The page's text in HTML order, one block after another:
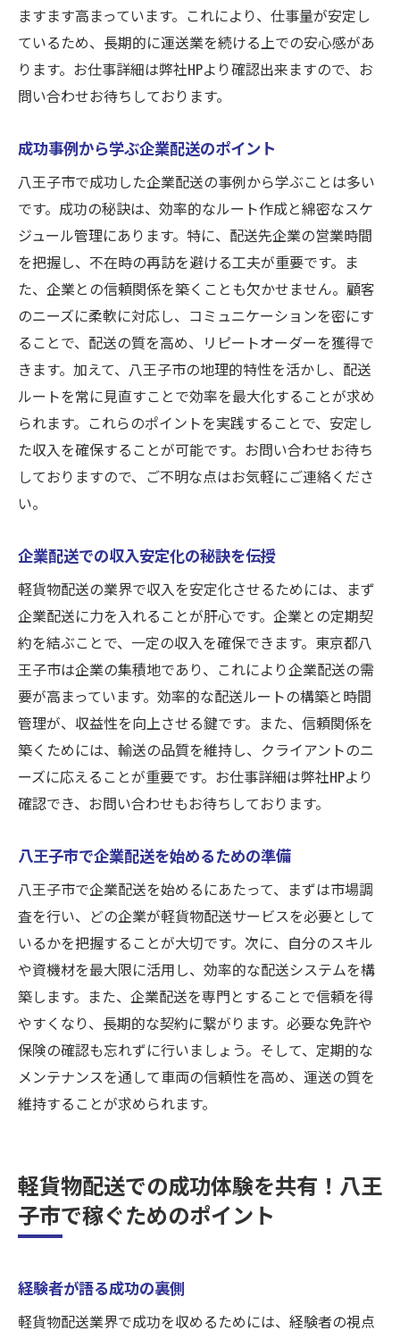
ますます高まっています。これにより、仕事量が安定し
ているため、長期的に運送業を続ける上での安心感があ
ります。お仕事詳細は弊社HPより確認出来ますので、お
問い合わせお待ちしております。
成功事例から学ぶ企業配送のポイント
八王子市で成功した企業配送の事例から学ぶことは多い
です。成功の秘訣は、効率的なルート作成と綿密なスケ
ジュール管理にあります。特に、配送先企業の営業時間
を把握し、不在時の再訪を避ける工夫が重要です。ま
た、企業との信頼関係を築くことも欠かせません。顧客
のニーズに柔軟に対応し、コミュニケーションを密にす
ることで、配送の質を高め、リピートオーダーを獲得で
きます。加えて、八王子市の地理的特性を活かし、配送
ルートを常に見直すことで効率を最大化することが求め
られます。これらのポイントを実践することで、安定し
た収入を確保することが可能です。お問い合わせお待ち
しておりますので、ご不明な点はお気軽にご連絡くださ
い。
企業配送での収入安定化の秘訣を伝授
軽貨物配送の業界で収入を安定化させるためには、まず
企業配送に力を入れることが肝心です。企業との定期契
約を結ぶことで、一定の収入を確保できます。東京都八
王子市は企業の集積地であり、これにより企業配送の需
要が高まっています。効率的な配送ルートの構築と時間
管理が、収益性を向上させる鍵です。また、信頼関係を
築くためには、輸送の品質を維持し、クライアントのニ
ーズに応えることが重要です。お仕事詳細は弊社HPより
確認でき、お問い合わせもお待ちしております。
八王子市で企業配送を始めるための準備
八王子市で企業配送を始めるにあたって、まずは市場調
査を行い、どの企業が軽貨物配送サービスを必要として
いるかを把握することが大切です。次に、自分のスキル
や資機材を最大限に活用し、効率的な配送システムを構
築します。また、企業配送を専門とすることで信頼を得
やすくなり、長期的な契約に繋がります。必要な免許や
保険の確認も忘れずに行いましょう。そして、定期的な
メンテナンスを通して車両の信頼性を高め、運送の質を
維持することが求められます。
軽貨物配送での成功体験を共有！八王
子市で稼ぐためのポイント
経験者が語る成功の裏側
軽貨物配送業界で成功を収めるためには、経験者の視点